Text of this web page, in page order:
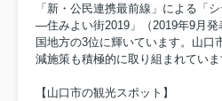
「新・公民連携最前線」による「
―住みよい街2019」（2019年9月発
国地方の3位に輝いています。山口
減施策も積極的に取り組まれていま
【山口市の観光スポット】